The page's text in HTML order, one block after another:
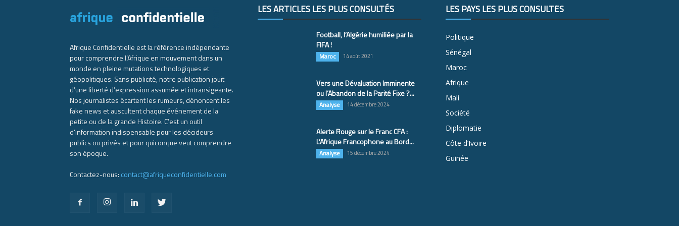
Afrique Confidentielle est la référence indépendante
pour comprendre l’Afrique en mouvement dans un
monde en pleine mutations technologiques et
géopolitiques. Sans publicité, notre publication jouit
d’une liberté d’expression assumée et intransigeante.
Nos journalistes écartent les rumeurs, dénoncent les
fake news et auscultent chaque événement de la
petite ou de la grande Histoire. C’est un outil
d’information indispensable pour les décideurs
publics ou privés et pour quiconque veut comprendre
son époque.
Contactez-nous: contact@afriqueconfidentielle.com
LES ARTICLES LES PLUS CONSULTÉS
Football, l’Algérie humiliée par la
FIFA !
Maroc 14 août 2021
Vers une Dévaluation Imminente
ou l’Abandon de la Parité Fixe ?...
Analyse 14 décembre 2024
Alerte Rouge sur le Franc CFA :
L’Afrique Francophone au Bord...
Analyse 15 décembre 2024
LES PAYS LES PLUS CONSULTÉS
Politique
Sénégal
Maroc
Afrique
Mali
Société
Diplomatie
Côte d’Ivoire
Guinée